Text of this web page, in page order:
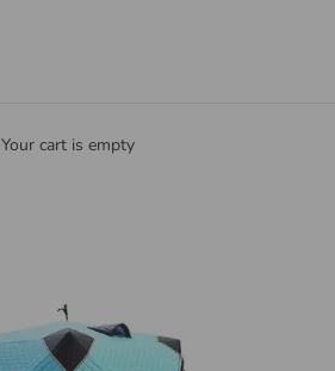
Your cart is empty